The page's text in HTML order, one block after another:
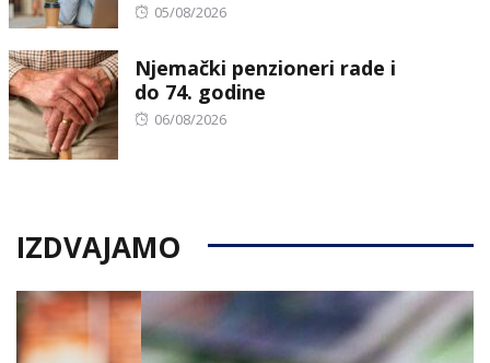
Posted
05/08/2026
Njemački penzioneri rade i
do 74. godine
Posted
06/08/2026
IZDVAJAMO